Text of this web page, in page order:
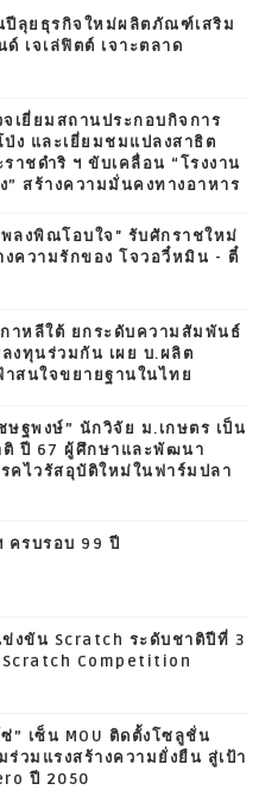
นปีลุยธุรกิจใหม่ผลิตภัณฑ์เสริม
เจเล่ฟิตต์ เจาะตลาด
เยี่ยมสถานประกอบกิจการ
ป่ง และเยี่ยมชมแปลงสาธิต
าชดำริ ฯ ขับเคลื่อน “โรงงาน
” สร้างความมั่นคงทางอาหาร
ลงพิณโอบใจ" รับศักราชใหม่
ความรักของ โจวอวี๋หมิน - ตี๋
าหลีใต้ ยกระดับความสัมพันธ์
งทุนร่วมกัน เผย บ.ผลิต
สนใจขยายฐานในไทย
ษฐพงษ์” นักวิจัย ม.เกษตร เป็น
ติ ปี 67 ผู้ศึกษาและพัฒนา
คไวรัสอุบัติใหม่ในฟาร์มปลา
ครบรอบ 99 ปี
งขัน Scratch ระดับชาติปีที่ 3
Competition
” เซ็น MOU ติดตั้งโซลูชั่น
วมแรงสร้างความยั่งยืน สู่เป้า
ปี 2050